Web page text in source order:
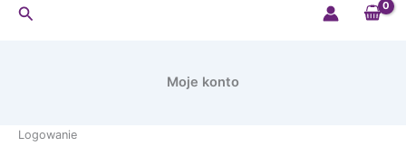
Szukaj
Moje konto
Logowanie